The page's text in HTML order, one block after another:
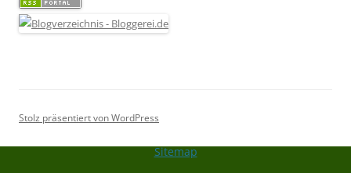
Stolz präsentiert von WordPress
Sitemap